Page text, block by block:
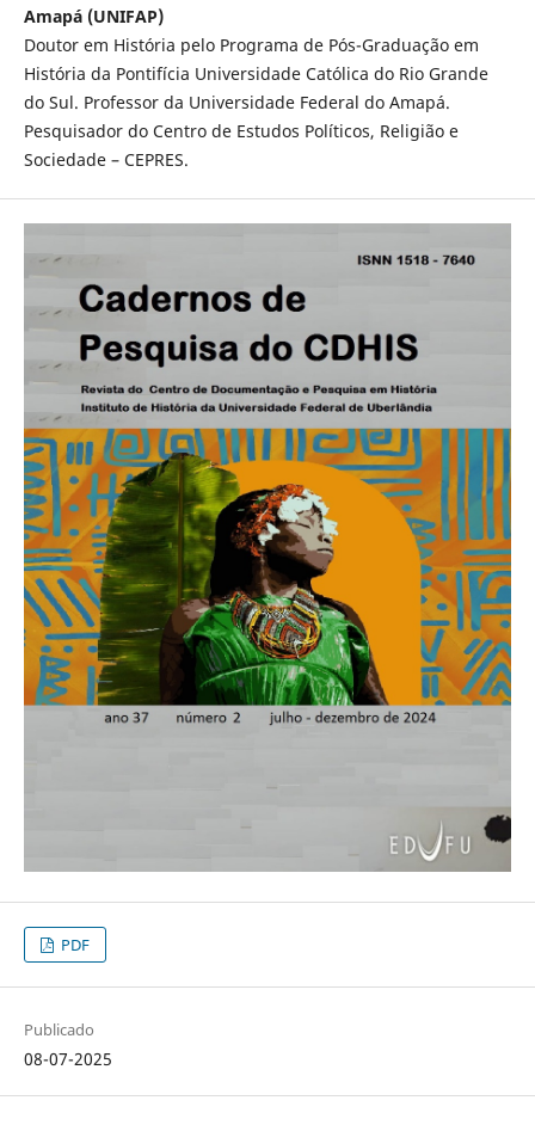
Amapá (UNIFAP)
Doutor em História pelo Programa de Pós-Graduação em
História da Pontifícia Universidade Católica do Rio Grande
do Sul. Professor da Universidade Federal do Amapá.
Pesquisador do Centro de Estudos Políticos, Religião e
Sociedade – CEPRES.
PDF
Publicado
08-07-2025